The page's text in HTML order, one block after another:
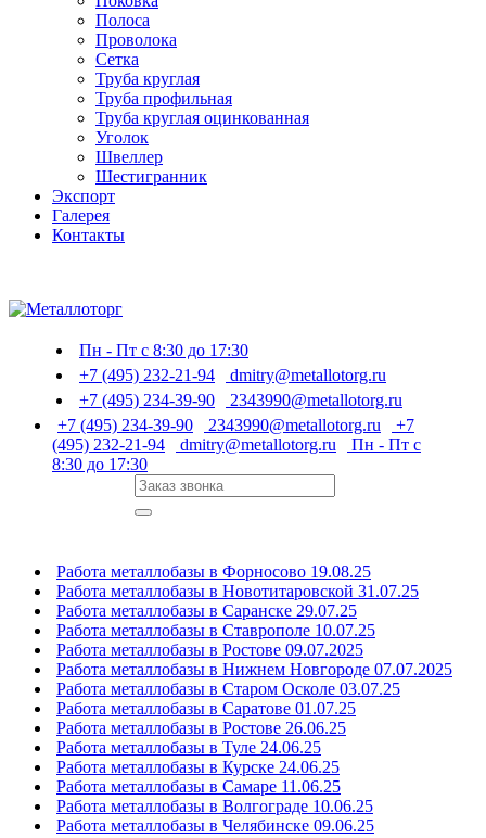
Полоса
Проволока
Сетка
Труба круглая
Труба профильная
Труба круглая оцинкованная
Уголок
Швеллер
Шестигранник
Экспорт
Галерея
Контакты
Пн - Пт с 8:30 до 17:30
+7 (495) 232-21-94
dmitry@metallotorg.ru
+7 (495) 234-39-90
2343990@metallotorg.ru
+7 (495) 234-39-90
2343990@metallotorg.ru
+7
(495) 232-21-94
dmitry@metallotorg.ru
Пн - Пт с
8:30 до 17:30
Работа металлобазы в Форносово 19.08.25
Работа металлобазы в Новотитаровской 31.07.25
Работа металлобазы в Саранске 29.07.25
Работа металлобазы в Ставрополе 10.07.25
Работа металлобазы в Ростове 09.07.2025
Работа металлобазы в Нижнем Новгороде 07.07.2025
Работа металлобазы в Старом Осколе 03.07.25
Работа металлобазы в Саратове 01.07.25
Работа металлобазы в Ростове 26.06.25
Работа металлобазы в Туле 24.06.25
Работа металлобазы в Курске 24.06.25
Работа металлобазы в Самаре 11.06.25
Работа металлобазы в Волгограде 10.06.25
Работа металлобазы в Челябинске 09.06.25